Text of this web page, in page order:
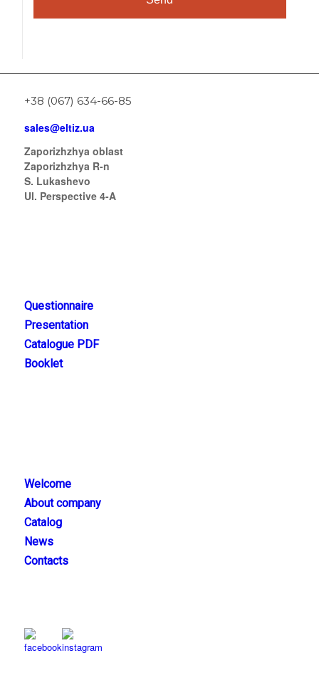
+38 (067) 634-66-85
sales@eltiz.ua
Zaporizhzhya oblast
Zaporizhzhya R-n
S. Lukashevo
Ul. Perspective 4-A
Questionnaire
Presentation
Catalogue PDF
Booklet
Welcome
About company
Catalog
News
Contacts